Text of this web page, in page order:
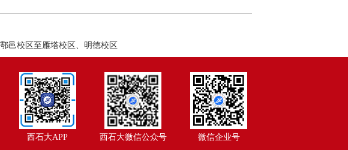
邑校区至雁塔校区、明德校区
西石大APP 西石大微信公众号 微信企业号